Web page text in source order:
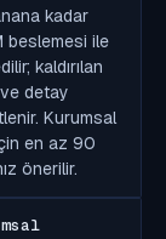
kadar
beslemesi ile
kaldırılan
detay
Kurumsal
en az 90
önerilir.